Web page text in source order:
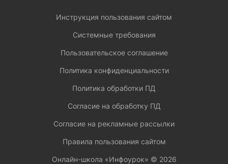
Инструкция пользования сайтом
Системные требования
Пользовательское соглашение
Политика конфиденциальности
Политика обработки ПД
Согласие на обработку ПД
Согласие на рекламные рассылки
Правила пользования сайтом
Онлайн-школа «Инфоурок» © 2026